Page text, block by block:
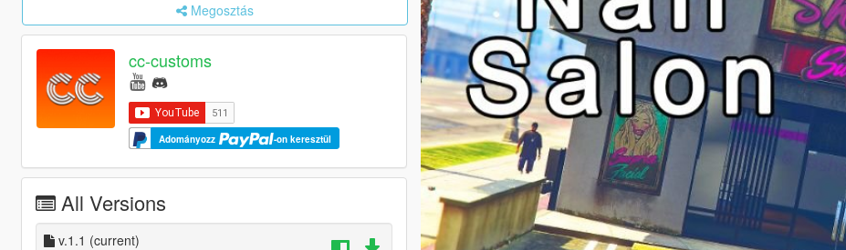
Megosztás
cc-customs
Adományozz -on keresztül
All Versions
v.1.1 (current)